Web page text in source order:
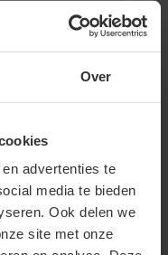
Over
advertenties te
media te bieden
Ook delen we
site met onze